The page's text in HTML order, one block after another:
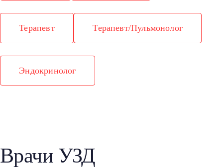
Терапевт Терапевт/Пульмонолог
Эндокринолог
Врачи УЗД